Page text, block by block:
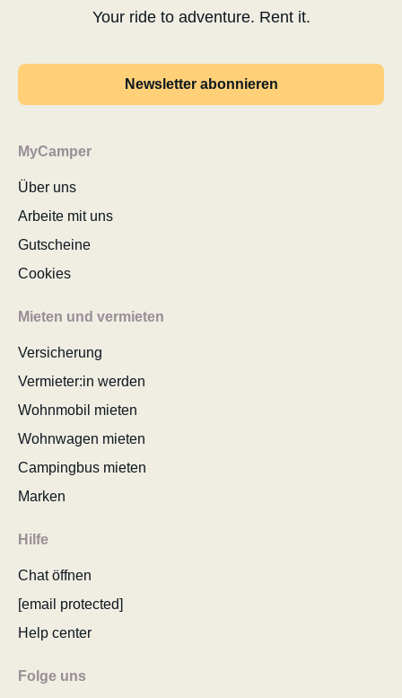
Your ride to adventure. Rent it.
Newsletter abonnieren
MyCamper
Über uns
Arbeite mit uns
Gutscheine
Cookies
Mieten und vermieten
Versicherung
Vermieter:in werden
Wohnmobil mieten
Wohnwagen mieten
Campingbus mieten
Marken
Hilfe
Chat öffnen
[email protected]
Help center
Folge uns